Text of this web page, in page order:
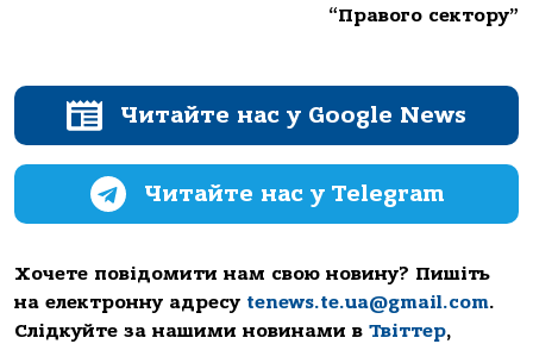
“Правого сектору”
Читайте нас у Google News
Читайте нас у Telegram
Хочете повідомити нам свою новину? Пишіть
на електронну адресу tenews.te.ua@gmail.com.
Слідкуйте за нашими новинами в Твіттер,